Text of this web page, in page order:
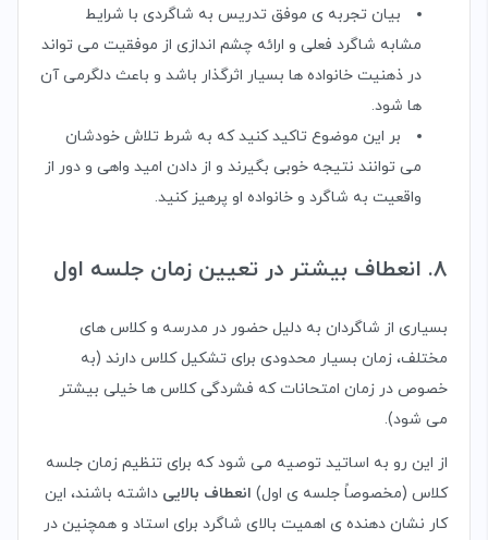
بیان تجربه ی موفق تدریس به شاگردی با شرایط
مشابه شاگرد فعلی و ارائه چشم اندازی از موفقیت می تواند
در ذهنیت خانواده ها بسیار اثرگذار باشد و باعث دلگرمی آن
ها شود.
بر این موضوع تاکید کنید که به شرط تلاش خودشان
می توانند نتیجه خوبی بگیرند و از دادن امید واهی و دور از
واقعیت به شاگرد و خانواده او پرهیز کنید.
8. انعطاف بیشتر در تعیین زمان جلسه اول
بسیاری از شاگردان به دلیل حضور در مدرسه و کلاس های
مختلف، زمان بسیار محدودی برای تشکیل کلاس دارند (به
خصوص در زمان امتحانات که فشردگی کلاس ها خیلی بیشتر
می شود).
از این رو به اساتید توصیه می شود که برای تنظیم زمان جلسه
کلاس (مخصوصاً جلسه ی اول) انعطاف بالایی داشته باشند، این
کار نشان دهنده ی اهمیت بالای شاگرد برای استاد و همچنین در